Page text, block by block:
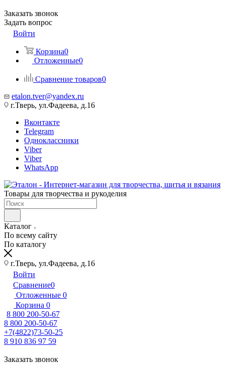
Заказать звонок
Задать вопрос
Войти
Корзина0
Отложенные0
Сравнение товаров0
etalon.tver@yandex.ru
г.Тверь, ул.Фадеева, д.16
Вконтакте
Telegram
Одноклассники
Viber
Viber
WhatsApp
Товары для творчества и рукоделия
Каталог
По всему сайту
По каталогу
г.Тверь, ул.Фадеева, д.16
Войти
Сравнение0
Отложенные 0
Корзина 0
8 800 200-50-67
8 800 200-50-67
+7(4822)73-50-25
8 910 836 97 59
Заказать звонок